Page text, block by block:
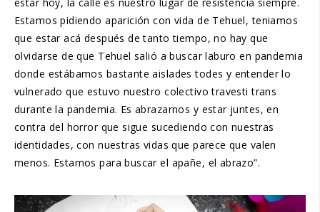
Estamos pidiendo aparición con vida de Tehuel, teniamos
que estar acá después de tanto tiempo, no hay que
olvidarse de que Tehuel salió a buscar laburo en pandemia
donde estábamos bastante aislades todes y entender lo
vulnerado que estuvo nuestro colectivo travesti trans
durante la pandemia. Es abrazarnos y estar juntes, en
contra del horror que sigue sucediendo con nuestras
identidades, con nuestras vidas que parece que valen
menos. Estamos para buscar el apañe, el abrazo”.